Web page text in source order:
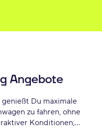
Angebote
genießt Du maximale
zu fahren, ohne
Konditionen,